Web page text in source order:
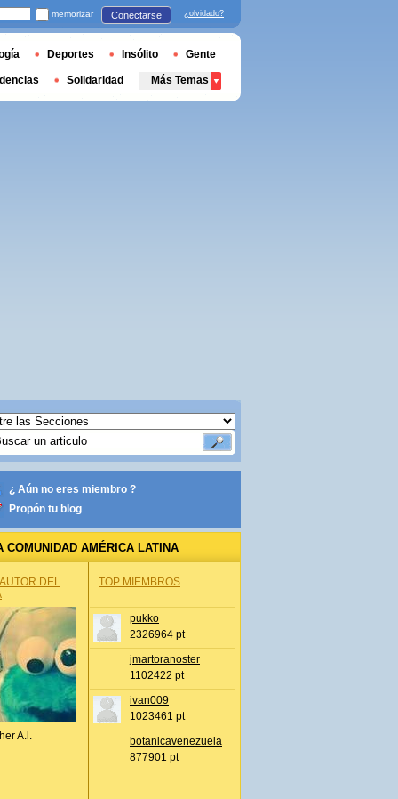
¿ Aún no eres miembro ?
Propón tu blog
COMUNIDAD AMÉRICA LATINA
DEL
A.l.
TOP MIEMBROS
pukko
2326964 pt
jmartoranoster
1102422 pt
ivan009
1023461 pt
botanicavenezuela
877901 pt
memorizar Conectarse ¿olvidado?
Deportes Insólito Gente
Solidaridad Más Temas